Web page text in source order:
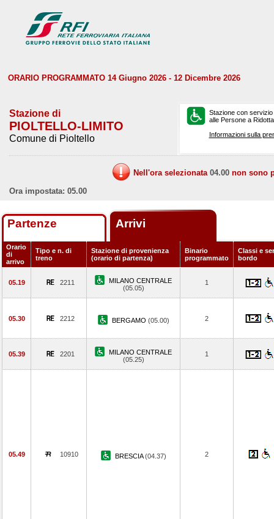
ORARIO PROGRAMMATO 14 Giugno 2026 - 12 Dicembre 2026
Stazione di
PIOLTELLO-LIMITO
Comune di Pioltello
Stazione con
alle Persone a
Informazioni sulla
Nell'ora selezionata 04.00 non sono
Ora impostata: 05.00
Partenze Arrivi
Orario
di
arrivo
Tipo e n. di
treno
Stazione di provenienza
(orario di partenza)
Binario
programmato
Classi e
bordo
05.19 2211
MILANO CENTRALE
(05.05)
1
05.30 2212 BERGAMO (05.00) 2
05.39 2201
MILANO CENTRALE
(05.25)
1
05.49 10910 BRESCIA(04.37) 2